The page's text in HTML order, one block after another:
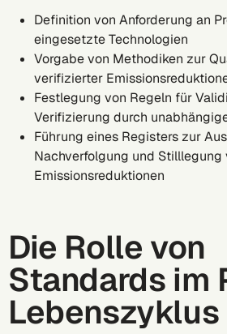
Definition von Anforderung an
eingesetzte Technologien
Vorgabe von Methodiken zur
verifizierter
Festlegung von Regeln für
Verifizierung durch
Führung eines Registers zur
Nachverfolgung und
Emissionsreduktionen
Die Rolle von
Standards im
Lebenszyklus